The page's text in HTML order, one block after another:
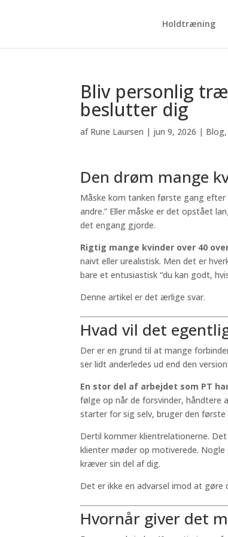
Holdtræning
Bliv personlig
beslutter dig
af Rune Laursen | jun 9, 2026 | Blog,
Den drøm mange
Måske kom tanken første gang
andre.” Eller måske er det opstået
det engang gjorde.
Rigtig mange kvinder over 40
naivt eller urealistisk. Men det er
bare et entusiastisk “du kan godt,
Denne artikel er det ærlige svar.
Hvad vil det
Der er en grund til at mange
ser lidt anderledes ud end den version.
En stor del af arbejdet som PT
følge op når de forsvinder, håndtere
starter for sig selv, bruger den
Dertil kommer klientrelationerne.
klienter møder op motiverede.
kræver sin del af dig.
Det er ikke en advarsel imod at
Hvornår giver det